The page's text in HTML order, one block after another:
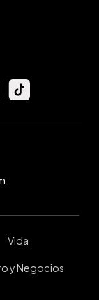
Vida
y Negocios